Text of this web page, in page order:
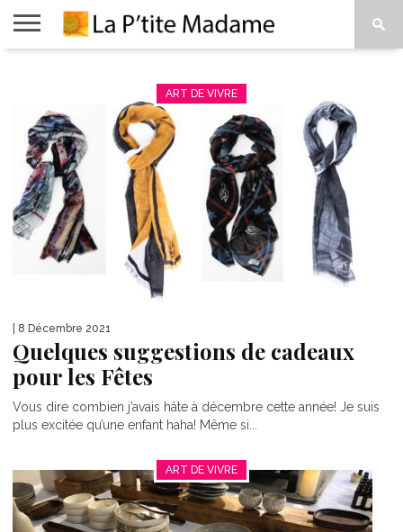
ART DE VIVRE
| 8 Décembre 2021
Quelques suggestions de cadeaux
pour les Fêtes
Vous dire combien j’avais hâte à décembre cette année! Je suis
plus excitée qu’une enfant haha! Même si...
ART DE VIVRE